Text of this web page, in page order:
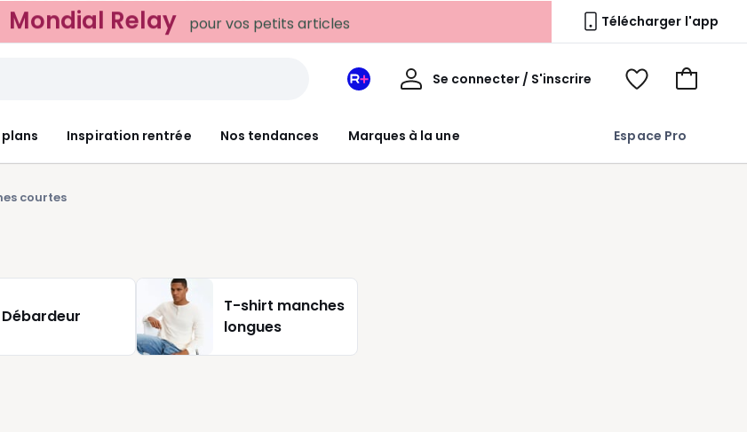
Mondial Relay pour vos petits articles Télécharger l'app
plans Inspiration rentrée Nos tendances Marques à la une Espace Pro
Mon
Redoute
Se connecter / S'inscrire
Mon
Voir
Voir
courtes
Débardeur
T-shirt manches
longues